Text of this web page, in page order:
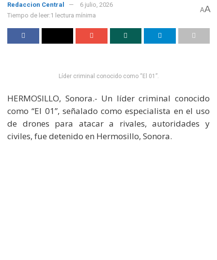
Redaccion Central
6 julio, 2026
Tiempo de leer:1 lectura mínima
AA
Líder criminal conocido como “El 01”.
HERMOSILLO, Sonora.- Un líder criminal conocido
como “El 01”, señalado como especialista en el uso
de drones para atacar a rivales, autoridades y
civiles, fue detenido en Hermosillo, Sonora.